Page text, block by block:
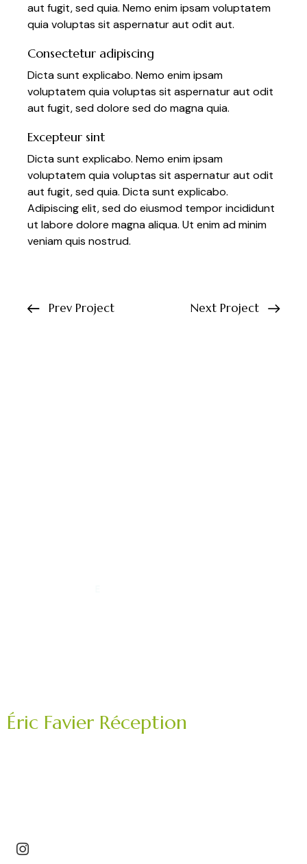
aut fugit, sed quia. Nemo enim ipsam voluptatem
quia voluptas sit aspernatur aut odit aut.
Consectetur adipiscing
Dicta sunt explicabo. Nemo enim ipsam
voluptatem quia voluptas sit aspernatur aut odit
aut fugit, sed dolore sed do magna quia.
Excepteur sint
Dicta sunt explicabo. Nemo enim ipsam
voluptatem quia voluptas sit aspernatur aut odit
aut fugit, sed quia. Dicta sunt explicabo.
Adipiscing elit, sed do eiusmod tempor incididunt
ut labore dolore magna aliqua. Ut enim ad minim
veniam quis nostrud.
Prev Project Next Project
Éric Favier Réception